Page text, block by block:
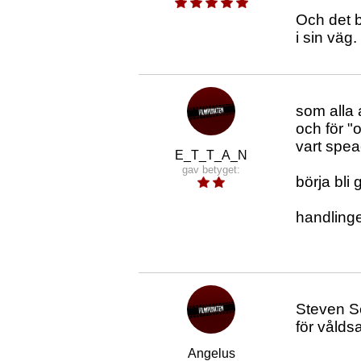
Och det
i sin väg.
E_T_T_A_N
gav betyget:
som alla
och för
vart
börja bli
Angelus
Steven
för